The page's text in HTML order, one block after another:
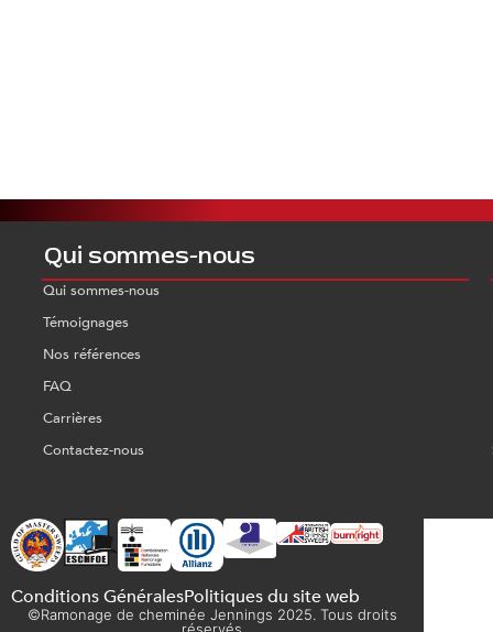
Qui sommes-nous
Qui sommes-nous
Témoignages
Nos références
FAQ
Carrières
Contactez-nous
Conditions GénéralesPolitiques du site web
©Ramonage de cheminée Jennings 2025. Tous droits